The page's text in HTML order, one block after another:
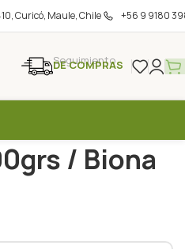
Curicó, Maule, Chile +56 9 9180
Seguimiento
DE COMPRAS
/ Biona